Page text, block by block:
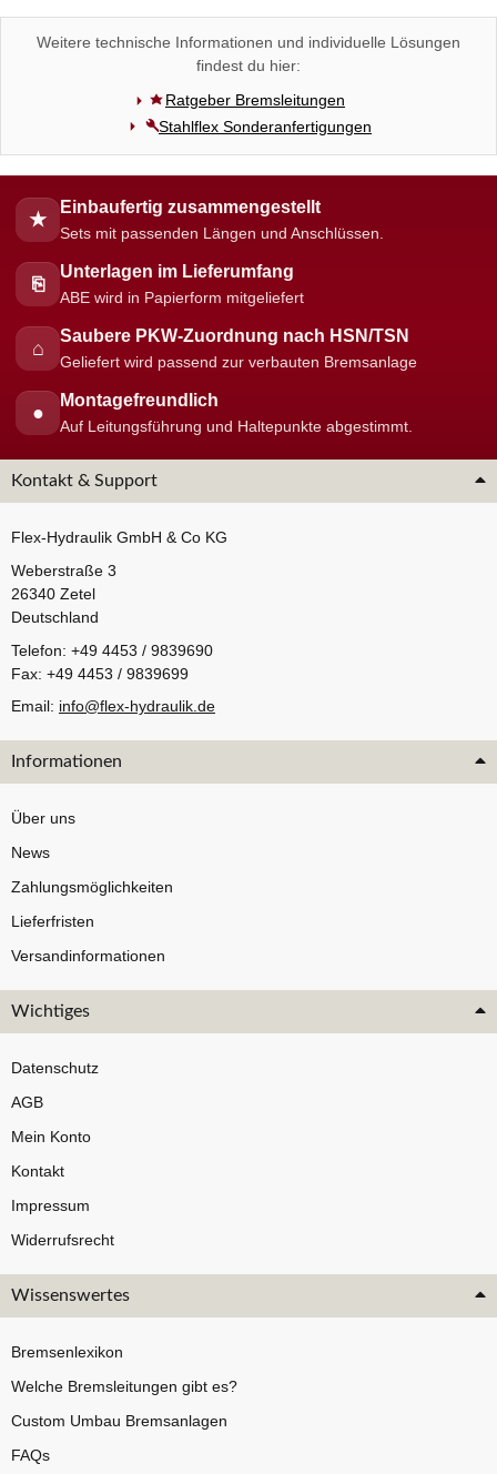
Weitere technische Informationen und individuelle Lösungen
findest du hier:
Ratgeber Bremsleitungen
Stahlflex Sonderanfertigungen
★
Einbaufertig zusammengestellt
Sets mit passenden Längen und Anschlüssen.
⎘
Unterlagen im Lieferumfang
ABE wird in Papierform mitgeliefert
⌂
Saubere PKW-Zuordnung nach HSN/TSN
Geliefert wird passend zur verbauten Bremsanlage
●
Montagefreundlich
Auf Leitungsführung und Haltepunkte abgestimmt.
Kontakt & Support
Flex-Hydraulik GmbH & Co KG
Weberstraße 3
26340 Zetel
Deutschland
Telefon: +49 4453 / 9839690
Fax: +49 4453 / 9839699
Email: info@flex-hydraulik.de
Informationen
Über uns
News
Zahlungsmöglichkeiten
Lieferfristen
Versandinformationen
Wichtiges
Datenschutz
AGB
Mein Konto
Kontakt
Impressum
Widerrufsrecht
Wissenswertes
Bremsenlexikon
Welche Bremsleitungen gibt es?
Custom Umbau Bremsanlagen
FAQs